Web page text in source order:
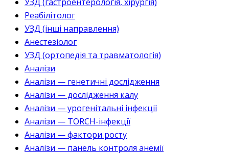
Реабілітолог
УЗД (інші направлення)
Анестезіолог
УЗД (ортопедія та травматологія)
Аналізи
Аналізи — генетичні дослідження
Аналізи — дослідження калу
Аналізи — урогенітальні інфекції
Аналізи — TORCH-інфекції
Аналізи — фактори росту
Аналізи — панель контроля анемії